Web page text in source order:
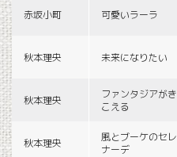
赤坂小町 可愛いラーラ
秋本理央 未来になりたい
秋本理央
ファンタジアがき
こえる
秋本理央
風とブーケのセレ
ナーデ